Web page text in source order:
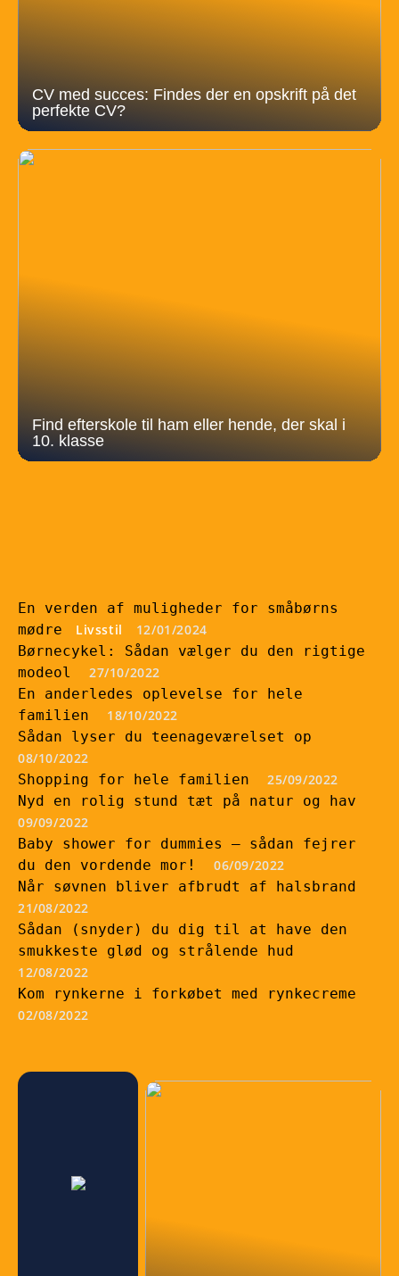
CV med succes: Findes der en opskrift på det
perfekte CV?
Find efterskole til ham eller hende, der skal i
10. klasse
En verden af muligheder for småbørns
mødre
Livsstil
12/01/2024
Børnecykel: Sådan vælger du den rigtige
modeol
27/10/2022
En anderledes oplevelse for hele
familien
18/10/2022
Sådan lyser du teenageværelset op
08/10/2022
Shopping for hele familien
25/09/2022
Nyd en rolig stund tæt på natur og hav
09/09/2022
Baby shower for dummies – sådan fejrer
du den vordende mor!
06/09/2022
Når søvnen bliver afbrudt af halsbrand
21/08/2022
Sådan (snyder) du dig til at have den
smukkeste glød og strålende hud
12/08/2022
Kom rynkerne i forkøbet med rynkecreme
02/08/2022